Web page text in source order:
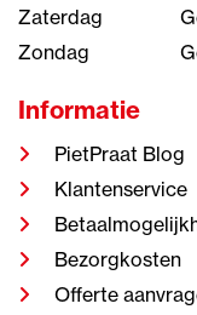
Zaterdag
Zondag
Informatie
PietPraat Blog
Klantenservice
Bezorgkosten
Offerte